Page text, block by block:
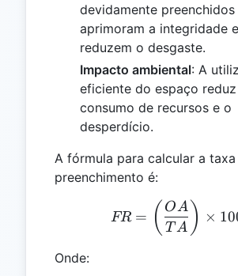
devidamente preenchidos
aprimoram a integridade
reduzem o desgaste.
Impacto ambiental: A
eficiente do espaço
consumo de recursos e o
desperdício.
A fórmula para calcular a
preenchimento é:
FR =
FR = ( TA
OA ) ×
Onde: